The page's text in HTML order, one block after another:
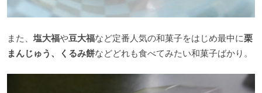
また、 塩大福や豆大福など定番人気の和菓子をはじめ最中に栗
まんじゅう、くるみ餅などどれも食べてみたい和菓子ばかり。